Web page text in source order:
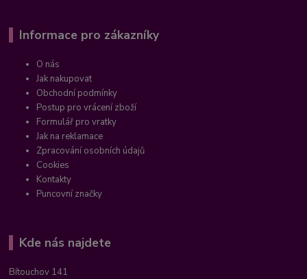
Informace pro zákazníky
O nás
Jak nakupovat
Obchodní podmínky
Postup pro vrácení zboží
Formulář pro vratky
Jak na reklamace
Zpracování osobních údajů
Cookies
Kontakty
Puncovní značky
Kde nás najdete
Bítouchov 141